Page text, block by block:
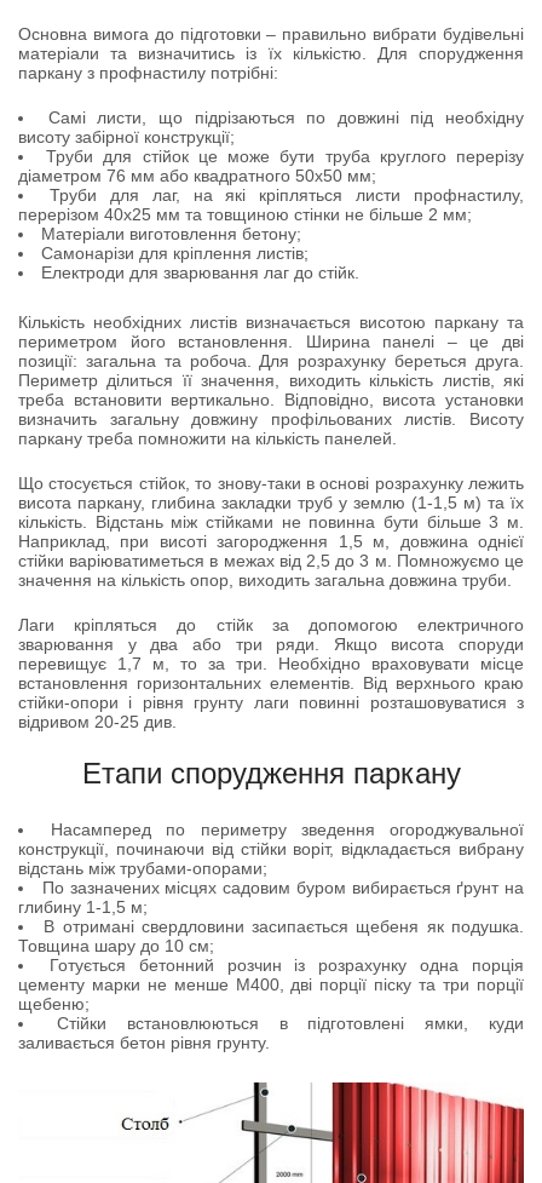
Основна вимога до підготовки – правильно вибрати будівельні
матеріали та визначитись із їх кількістю. Для спорудження
паркану з профнастилу потрібні:
Cамі листи, що підрізаються по довжині під необхідну
висоту забірної конструкції;
Труби для стійок це може бути труба круглого перерізу
діаметром 76 мм або квадратного 50х50 мм;
Труби для лаг, на які кріпляться листи профнастилу,
перерізом 40х25 мм та товщиною стінки не більше 2 мм;
Матеріали виготовлення бетону;
Самонарізи для кріплення листів;
Електроди для зварювання лаг до стійк.
Кількість необхідних листів визначається висотою паркану та
периметром його встановлення. Ширина панелі – це дві
позиції: загальна та робоча. Для розрахунку береться друга.
Периметр ділиться її значення, виходить кількість листів, які
треба встановити вертикально. Відповідно, висота установки
визначить загальну довжину профільованих листів. Висоту
паркану треба помножити на кількість панелей.
Що стосується стійок, то знову-таки в основі розрахунку лежить
висота паркану, глибина закладки труб у землю (1-1,5 м) та їх
кількість. Відстань між стійками не повинна бути більше 3 м.
Наприклад, при висоті загородження 1,5 м, довжина однієї
стійки варіюватиметься в межах від 2,5 до 3 м. Помножуємо це
значення на кількість опор, виходить загальна довжина труби.
Лаги кріпляться до стійк за допомогою електричного
зварювання у два або три ряди. Якщо висота споруди
перевищує 1,7 м, то за три. Необхідно враховувати місце
встановлення горизонтальних елементів. Від верхнього краю
стійки-опори і рівня грунту лаги повинні розташовуватися з
відривом 20-25 див.
Етапи спорудження паркану
Насамперед по периметру зведення огороджувальної
конструкції, починаючи від стійки воріт, відкладається вибрану
відстань між трубами-опорами;
По зазначених місцях садовим буром вибирається ґрунт на
глибину 1-1,5 м;
В отримані свердловини засипається щебеня як подушка.
Товщина шару до 10 см;
Готується бетонний розчин із розрахунку одна порція
цементу марки не менше М400, дві порції піску та три порції
щебеню;
Стійки встановлюються в підготовлені ямки, куди
заливається бетон рівня грунту.